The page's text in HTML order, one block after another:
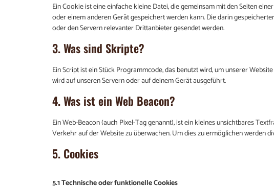
Ein Cookie ist eine einfache kleine Datei, die gemeinsam mit den Seiten
oder einem anderen Gerät gespeichert werden kann. Die darin
oder den Servern relevanter Drittanbieter gesendet werden.
3. Was sind Skripte?
Ein Script ist ein Stück Programmcode, das benutzt wird, um unserer
wird auf unseren Servern oder auf deinem Gerät ausgeführt.
4. Was ist ein Web Beacon?
Ein Web-Beacon (auch Pixel-Tag genannt), ist ein kleines unsichtbares
Verkehr auf der Website zu überwachen. Um dies zu ermöglichen werden
5. Cookies
5.1 Technische oder funktionelle Cookies